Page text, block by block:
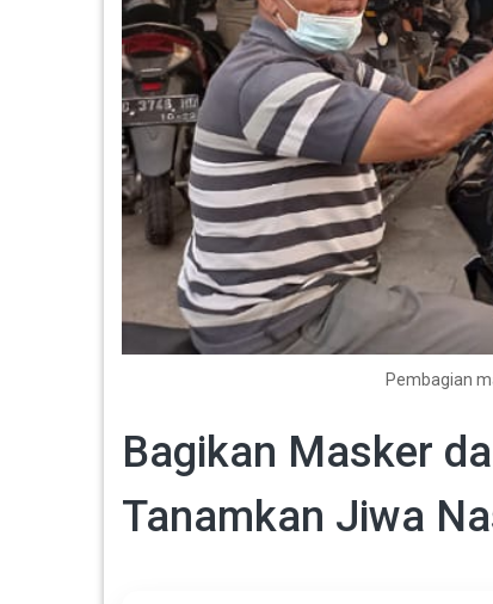
Pembagian
Bagikan Masker
Tanamkan Jiwa